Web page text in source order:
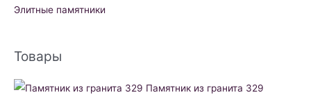
Элитные памятники
Товары
Памятник из гранита 329